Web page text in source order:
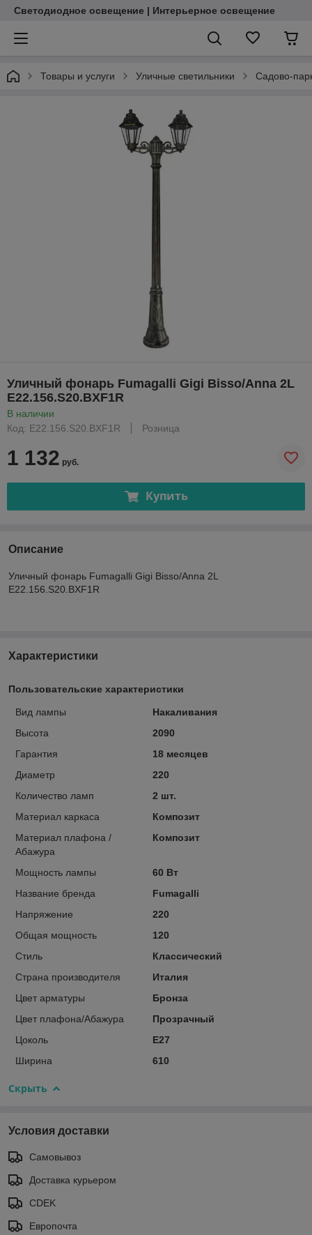
Светодиодное освещение | Интерьерное освещение
Товары и услуги Уличные светильники Садово-
Уличный фонарь Fumagalli Gigi Bisso/Anna 2L
E22.156.S20.BXF1R
В наличии
Код: E22.156.S20.BXF1R
Розница
1 132 руб.
Купить
Описание
Уличный фонарь Fumagalli Gigi Bisso/Anna 2L
E22.156.S20.BXF1R
Характеристики
Пользовательские характеристики
Вид лампы
Накаливания
Высота
2090
Гарантия
18 месяцев
Диаметр
220
Количество ламп
2 шт.
Материал каркаса
Композит
Материал плафона /
Абажура
Композит
Мощность лампы
60 Вт
Название бренда
Fumagalli
Напряжение
220
Общая мощность
120
Стиль
Классический
Страна производителя
Италия
Цвет арматуры
Бронза
Цвет плафона/Абажура
Прозрачный
Цоколь
E27
Ширина
610
Скрыть
Условия доставки
Самовывоз
Доставка курьером
CDEK
Европочта